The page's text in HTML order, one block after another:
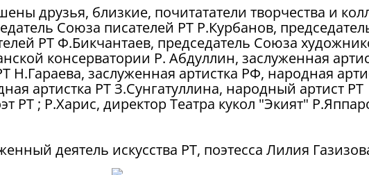
друзья, близкие, почитататели творчества и
Союза писателей РТ Р.Курбанов,
РТ Ф.Бикчантаев, председатель Союза
консерватории Р. Абдуллин, заслуженная
Н.Гараева, заслуженная артистка РФ, народная
артистка РТ З.Сунгатуллина, народный артист РТ
РТ ; Р.Харис, директор Театра кукол "Экият"
деятель искусства РТ, поэтесса Лилия